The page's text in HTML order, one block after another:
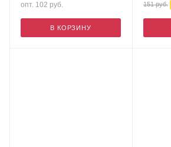
опт. 102 руб.
В КОРЗИНУ
151руб.